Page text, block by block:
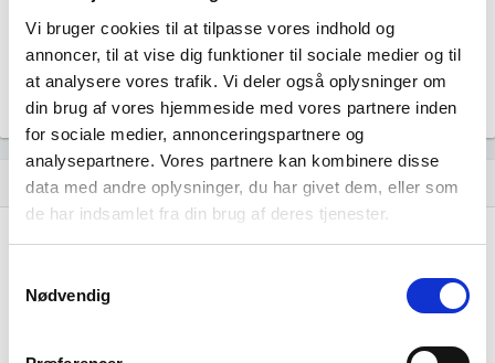
Vi bruger cookies til at tilpasse vores indhold og
annoncer, til at vise dig funktioner til sociale medier og til
at analysere vores trafik. Vi deler også oplysninger om
din brug af vores hjemmeside med vores partnere inden
for sociale medier, annonceringspartnere og
analysepartnere. Vores partnere kan kombinere disse
data med andre oplysninger, du har givet dem, eller som
de har indsamlet fra din brug af deres tjenester.
Nødvendig
Selskabets formål er at udøve virksomhed med handel og
service samt aktiviteter i tilknytning hertil.
Tegningsregel
Selskabet tegnes af en direktør.
show_chart Udvikling i antal ansatte